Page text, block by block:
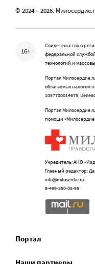
© 2024 – 2026.
16+
Свидетельство о
федеральной
технологий и
Портал
облагаемых налогом
1057700014679,
Портал
помощи
Учредитель: АНО
Главный редактор:
info@miloserdie.ru
8-499-350-05-95
Портал
Наши партнеры